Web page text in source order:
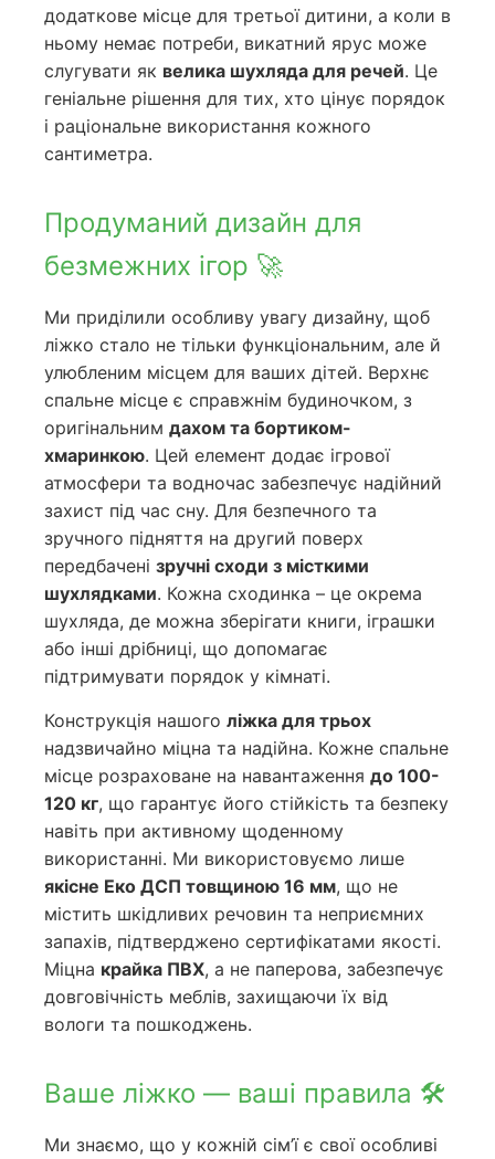
додаткове місце для третьої дитини, а коли в
ньому немає потреби, викатний ярус може
слугувати як велика шухляда для речей. Це
геніальне рішення для тих, хто цінує порядок
і раціональне використання кожного
сантиметра.
Продуманий дизайн для
безмежних ігор 🚀
Ми приділили особливу увагу дизайну, щоб
ліжко стало не тільки функціональним, але й
улюбленим місцем для ваших дітей. Верхнє
спальне місце є справжнім будиночком, з
оригінальним дахом та бортиком-
хмаринкою. Цей елемент додає ігрової
атмосфери та водночас забезпечує надійний
захист під час сну. Для безпечного та
зручного підняття на другий поверх
передбачені зручні сходи з місткими
шухлядками. Кожна сходинка – це окрема
шухляда, де можна зберігати книги, іграшки
або інші дрібниці, що допомагає
підтримувати порядок у кімнаті.
Конструкція нашого ліжка для трьох
надзвичайно міцна та надійна. Кожне спальне
місце розраховане на навантаження до 100-
120 кг, що гарантує його стійкість та безпеку
навіть при активному щоденному
використанні. Ми використовуємо лише
якісне Еко ДСП товщиною 16 мм, що не
містить шкідливих речовин та неприємних
запахів, підтверджено сертифікатами якості.
Міцна крайка ПВХ, а не паперова, забезпечує
довговічність меблів, захищаючи їх від
вологи та пошкоджень.
Ваше ліжко — ваші правила 🛠️
Ми знаємо, що у кожній сім’ї є свої особливі